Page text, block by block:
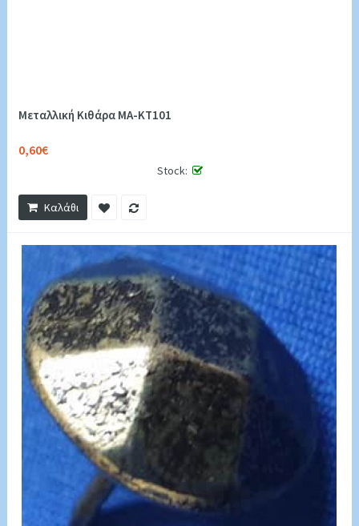
Μεταλλική Κιθάρα MA-KT101
0,60€
Stock:
Καλάθι